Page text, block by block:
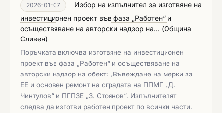
2026-01-07
Избор на изпълнител за изготвяне на
инвестиционен проект във фаза „Работен“ и
осъществяване на авторски надзор на... (Община
Сливен)
Поръчката включва изготвяне на инвестиционен
проект във фаза „Работен“ и осъществяване на
авторски надзор на обект: „Въвеждане на мерки за
ЕЕ и основен ремонт на сградата на ППМГ „Д.
Чинтулов“ и ПГПЗЕ „З. Стоянов“. Изпълнителят
следва да изготви работен проект по всички части.